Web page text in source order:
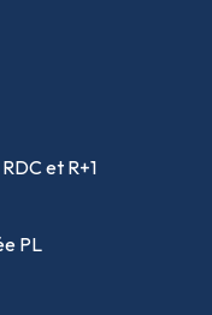
et R+1
PL